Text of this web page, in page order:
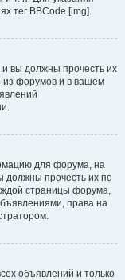
тег BBCode [img].
вы должны прочесть их
из форумов и в вашем
для форума, на
должны прочесть их по
страницы форума,
права на
объявлений и только